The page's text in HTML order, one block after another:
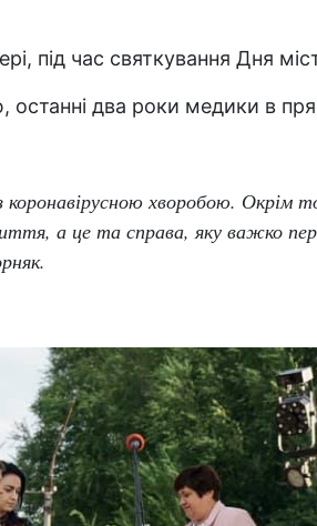
під час святкування Дня
два роки медики в
коронавірусною хворобою. Окрім
а це та справа, яку важко